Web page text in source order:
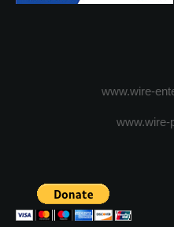
www.wire-
www.wire-